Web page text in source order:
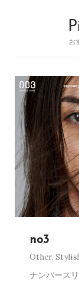
お
no3
Other,
ナンバース